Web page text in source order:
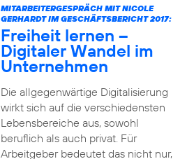
MITARBEITERGESPRÄCH MIT NICOLE
GERHARDT IM GESCHÄFTSBERICHT 2017:
Freiheit lernen –
Digitaler Wandel im
Unternehmen
Die allgegenwärtige Digitalisierung
wirkt sich auf die verschiedensten
Lebensbereiche aus, sowohl
beruflich als auch privat. Für
Arbeitgeber bedeutet das nicht nur,